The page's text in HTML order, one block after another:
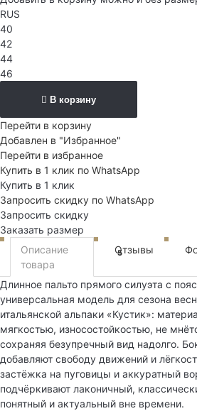
RUS
40
42
44
46
В корзину
Перейти в корзину
Добавлен в "Избранное"
Перейти в избранное
Купить в 1 клик по WhatsApp
Купить в 1 клик
Запросить скидку по WhatsApp
Запросить скидку
Заказать размер
Описание
товара
Отзывы
5
Длинное пальто прямого силуэта с
универсальная модель для сезона
итальянской альпаки «Кустик»:
мягкостью, износостойкостью, не
сохраняя безупречный вид надолго.
добавляют свободу движений и
застёжка на пуговицы и аккуратный
подчёркивают лаконичный,
понятный и актуальный вне времени.